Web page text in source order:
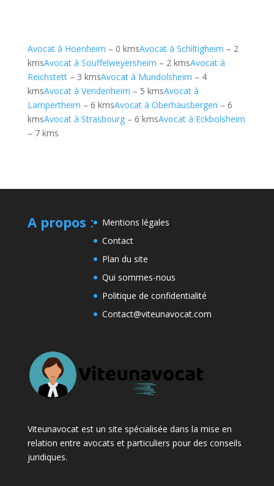
Avocat à Hoenheim – 0 kmsAvocat à Schiltigheim – 2
kmsAvocat à Souffelweyersheim – 2 kmsAvocat à
Reichstett– 3 kmsAvocat à Mundolsheim – 4
kmsAvocat à Vendenheim – 5 kmsAvocat à
Lampertheim – 6 kmsAvocat à Oberhausbergen – 6
kmsAvocat à Strasbourg– 6 kmsAvocat à Eckbolsheim
– 7 kms
A propos :
Mentions légales
Contact
Plan du site
Qui sommes-nous
Politique de confidentialité
Contact@viteunavocat.com
Viteunavocat est un site spécialisée dans la mise en
relation entre avocats et particuliers pour des conseils
juridiques.